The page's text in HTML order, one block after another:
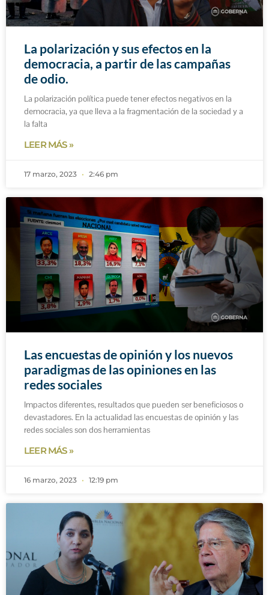
La polarización y sus efectos en la
democracia, a partir de las campañas
de odio.
La polarización política puede tener efectos negativos en la
democracia, ya que lleva a la fragmentación de la sociedad y a
la falta
LEER MÁS »
17 marzo, 2023 2:46 pm
Las encuestas de opinión y los nuevos
paradigmas de las opiniones en las
redes sociales
Impactos diferentes, resultados que pueden ser beneficiosos o
devastadores. En la actualidad las encuestas de opinión y las
redes sociales son dos herramientas
LEER MÁS »
16 marzo, 2023 12:19 pm